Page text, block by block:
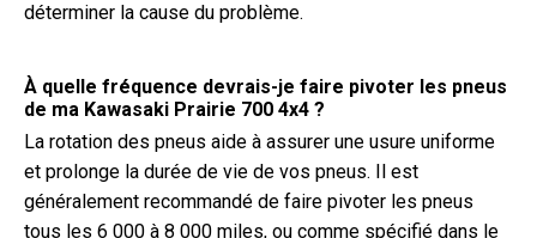
déterminer la cause du problème.
À quelle fréquence devrais-je faire pivoter les pneus
de ma Kawasaki Prairie 700 4x4 ?
La rotation des pneus aide à assurer une usure uniforme
et prolonge la durée de vie de vos pneus. Il est
généralement recommandé de faire pivoter les pneus
tous les 6 000 à 8 000 miles, ou comme spécifié dans le